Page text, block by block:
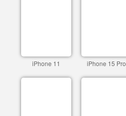
iPhone 11 iPhone 15 Pro